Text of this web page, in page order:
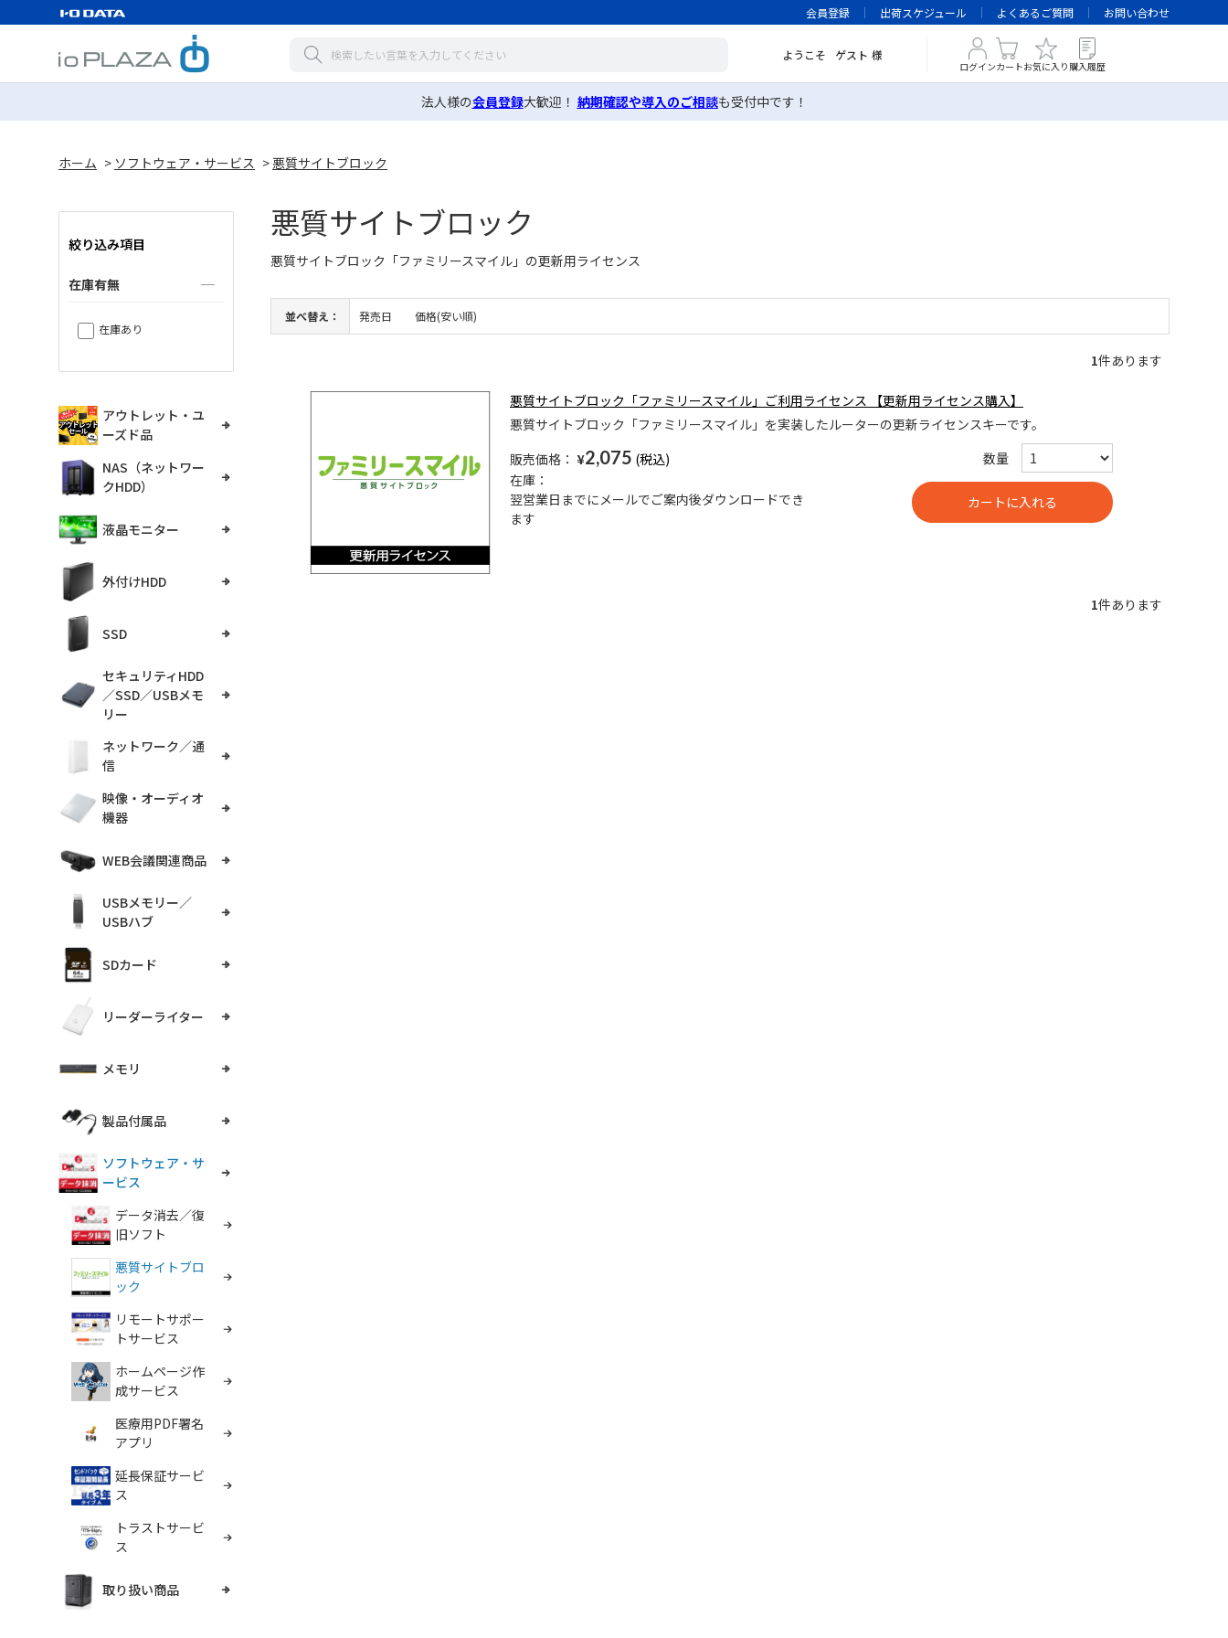
会員登録 出荷スケジュール よくあるご質問 お問い合わせ
ようこそ ゲスト 様
ログインカートお気に入り 購入履歴
法人様の会員登録大歓迎！ 納期確認や導入のご相談も受付中です！
ホーム > ソフトウェア・サービス >悪質サイトブロック
絞り込み項目
在庫有無
在庫あり
アウトレット・ユ
ーズド品
NAS（ネットワー
クHDD）
液晶モニター
外付けHDD
SSD
セキュリティHDD
／SSD／USBメモ
リー
ネットワーク／通
信
映像・オーディオ
機器
WEB会議関連商品
USBメモリー／
USBハブ
SDカード
リーダーライター
メモリ
製品付属品
ソフトウェア・サ
ービス
データ消去／復
旧ソフト
悪質サイトブロ
ック
リモートサポー
トサービス
ホームページ作
成サービス
医療用PDF署名
アプリ
延長保証サービ
ス
トラストサービ
ス
取り扱い商品
悪質サイトブロック
悪質サイトブロック「ファミリースマイル」の更新用ライセンス
並べ替え： 発売日 価格(安い順)
1件あります
悪質サイトブロック「ファミリースマイル」ご利用ライセンス 【更新用ライセンス購入】
悪質サイトブロック「ファミリースマイル」を実装したルーターの更新ライセンスキーです。
販売価格： ¥2,075
在庫：
翌営業日までにメールでご案内後ダウンロードでき
ます
数量
1件あります